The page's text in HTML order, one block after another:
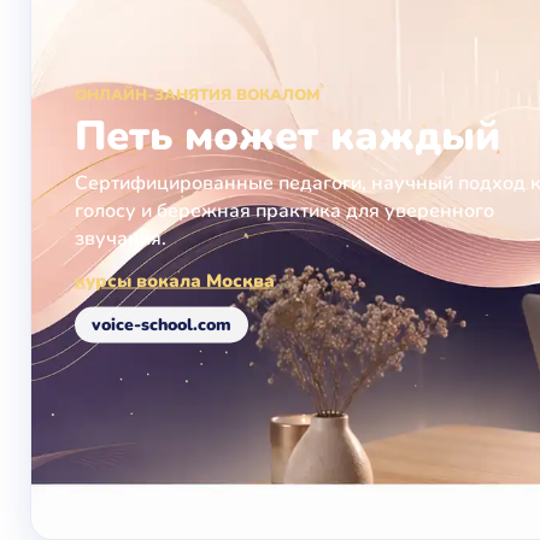
ОНЛАЙН-ЗАНЯТИЯ ВОКАЛОМ
Петь может каждый
Сертифицированные педагоги, научный подход к
голосу и бережная практика для уверенного
звучания.
курсы вокала Москва
voice-school.com